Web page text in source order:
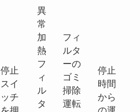
停止
スイ
ッチ
異
常
加
熱
フ
ィ
ル
タ
フィ
ルタ
ーの
ゴミ
掃除
運転
停止
時間
から